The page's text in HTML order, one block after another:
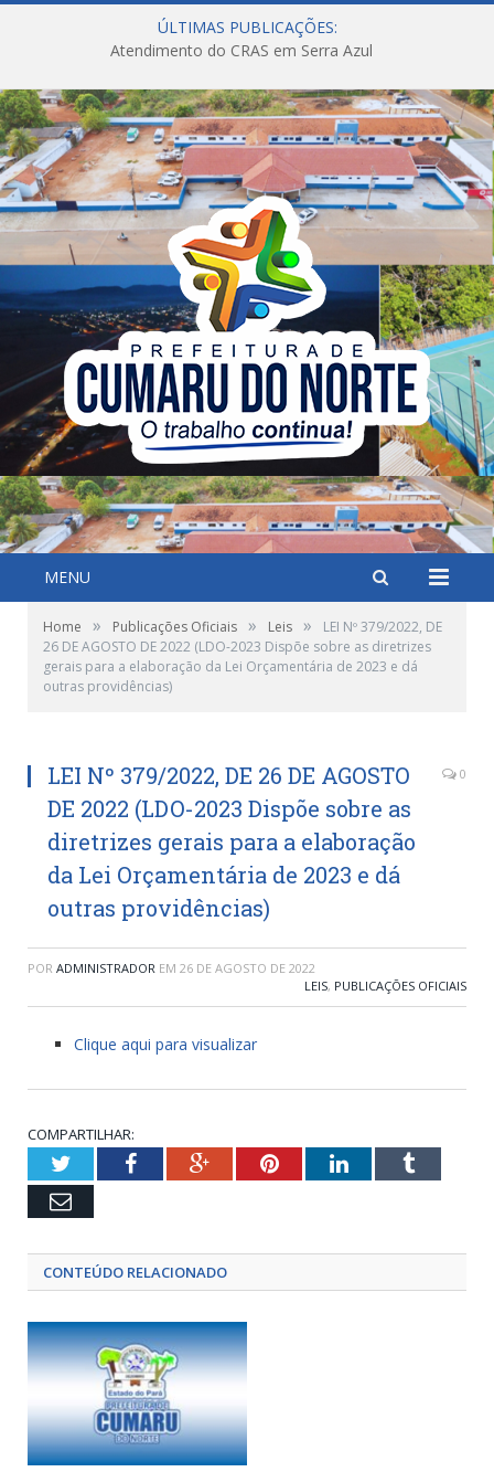
ÚLTIMAS PUBLICAÇÕES:
Atendimento do CRAS em Serra Azul
MENU
Home » Publicações Oficiais » Leis »
LEI Nº 379/2022, DE
26 DE AGOSTO DE 2022 (LDO-2023 Dispõe sobre as diretrizes
gerais para a elaboração da Lei Orçamentária de 2023 e dá
outras providências)
LEI Nº 379/2022, DE 26 DE AGOSTO
DE 2022 (LDO-2023 Dispõe sobre as
diretrizes gerais para a elaboração
da Lei Orçamentária de 2023 e dá
outras providências)
0
POR ADMINISTRADOR EM 26 DE AGOSTO DE 2022
LEIS, PUBLICAÇÕES OFICIAIS
Clique aqui para visualizar
COMPARTILHAR:
TwitterFacebookGoogle+PinterestLinkedInTumblr
Email
CONTEÚDO RELACIONADO